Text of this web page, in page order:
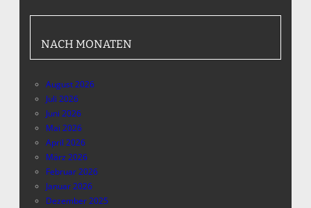
NACH MONATEN
August 2026
Juli 2026
Juni 2026
Mai 2026
April 2026
März 2026
Februar 2026
Januar 2026
Dezember 2025